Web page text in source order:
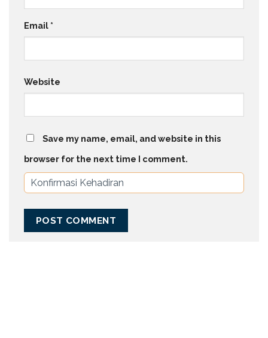
Email *
Website
Save my name, email, and website in this
browser for the next time I comment.